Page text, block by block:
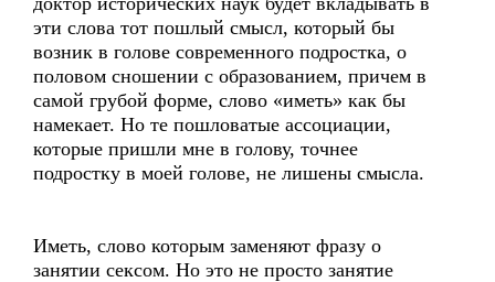
эти слова тот пошлый смысл, который бы
возник в голове современного подростка, о
половом сношении с образованием, причем в
самой грубой форме, слово «иметь» как бы
намекает. Но те пошловатые ассоциации,
которые пришли мне в голову, точнее
подростку в моей голове, не лишены смысла.
Иметь, слово которым заменяют фразу о
занятии сексом. Но это не просто занятие